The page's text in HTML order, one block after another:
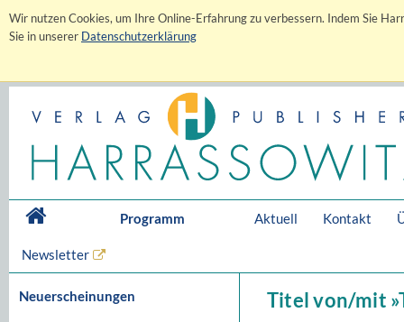
Wir nutzen Cookies, um Ihre Online-Erfahrung zu verbessern. Indem Sie
Sie in unserer Datenschutzerklärung
Programm Aktuell Kontakt
Newsletter
Neuerscheinungen Titel von/mit